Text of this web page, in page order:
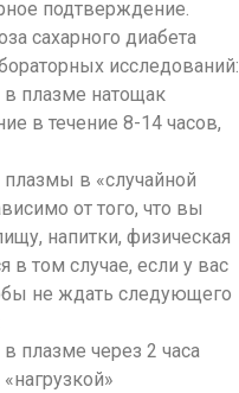
подтверждение.
сахарного диабета
исследований:
плазме натощак
в течение 8-14 часов,
в «случайной
от того, что вы
напитки, физическая
в том случае, если у вас
не ждать следующего
плазме через 2 часа